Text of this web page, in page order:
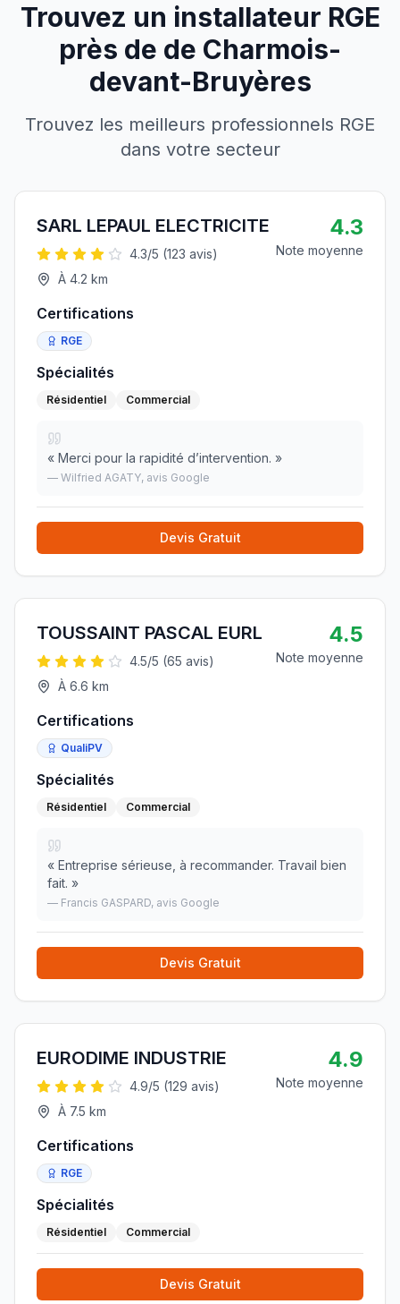
Trouvez un installateur RGE
près de de Charmois-
devant-Bruyères
Trouvez les meilleurs professionnels RGE
dans votre secteur
SARL LEPAUL ELECTRICITE
4.3/5 (123 avis)
À 4.2 km
4.3
Note moyenne
Certifications
RGE
Spécialités
Résidentiel Commercial
« Merci pour la rapidité d’intervention. »
— Wilfried AGATY, avis Google
Devis Gratuit
TOUSSAINT PASCAL EURL
4.5/5 (65 avis)
À 6.6 km
4.5
Note moyenne
Certifications
QualiPV
Spécialités
Résidentiel Commercial
« Entreprise sérieuse, à recommander. Travail bien
fait. »
— Francis GASPARD, avis Google
Devis Gratuit
EURODIME INDUSTRIE
4.9/5 (129 avis)
À 7.5 km
4.9
Note moyenne
Certifications
RGE
Spécialités
Résidentiel Commercial
Devis Gratuit